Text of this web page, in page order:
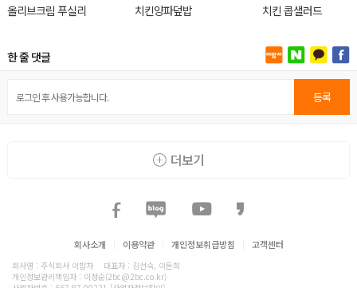
올리브크림 푸실리 치킨양파덮밥 치킨 콥샐러드
한 줄 댓글
등록
더보기
회사소개 이용약관 개인정보취급방침 고객센터
회사명 : 주식회사 이밥차
대표자 : 김선숙, 이돈희
개인정보관리책임자 : 이정순(2bc@2bc.co.kr)